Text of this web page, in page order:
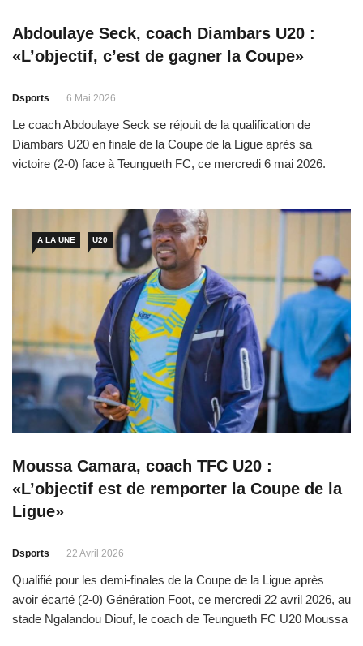
Abdoulaye Seck, coach Diambars U20 :
«L’objectif, c’est de gagner la Coupe»
Dsports 6 Mai 2026
Le coach Abdoulaye Seck se réjouit de la qualification de
Diambars U20 en finale de la Coupe de la Ligue après sa
victoire (2-0) face à Teungueth FC, ce mercredi 6 mai 2026.
difficile surtout le […]
A LA UNE U20
Moussa Camara, coach TFC U20 :
«L’objectif est de remporter la Coupe de la
Ligue»
Dsports 22 Avril 2026
Qualifié pour les demi-finales de la Coupe de la Ligue après
avoir écarté (2-0) Génération Foot, ce mercredi 22 avril 2026, au
stade Ngalandou Diouf, le coach de Teungueth FC U20 Moussa